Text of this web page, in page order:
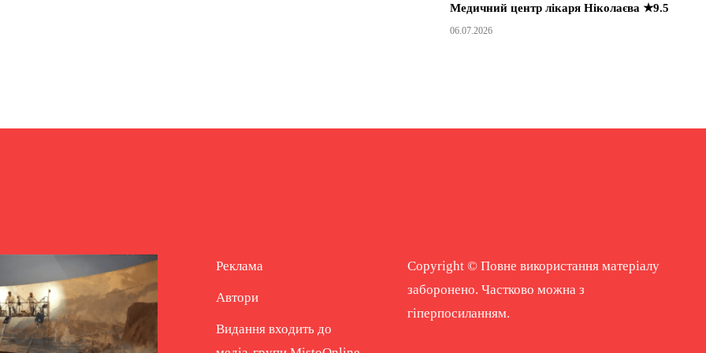
Медичний центр лікаря Ніколаєва ★9.5
06.07.2026
Реклама
Автори
Видання входить до
Copyright © Повне використання матеріалу
заборонено. Частково можна з
гіперпосиланням.